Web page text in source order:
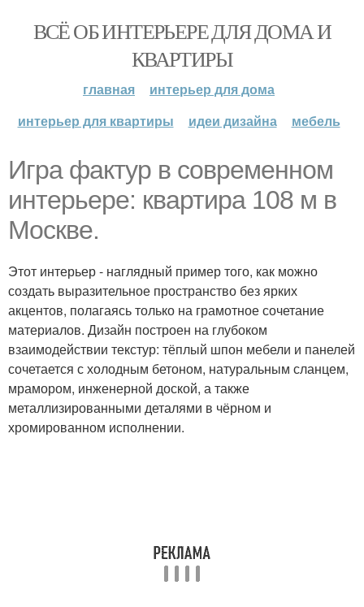
ВСЁ ОБ ИНТЕРЬЕРЕ ДЛЯ ДОМА И
КВАРТИРЫ
главная
интерьер для дома
интерьер для квартиры
идеи дизайна мебель
Игра фактур в современном
интерьере: квартира 108 м в
Москве.
Этот интерьер - наглядный пример того, как можно
создать выразительное пространство без ярких
акцентов, полагаясь только на грамотное сочетание
материалов. Дизайн построен на глубоком
взаимодействии текстур: тёплый шпон мебели и панелей
сочетается с холодным бетоном, натуральным сланцем,
мрамором, инженерной доской, а также
металлизированными деталями в чёрном и
хромированном исполнении.